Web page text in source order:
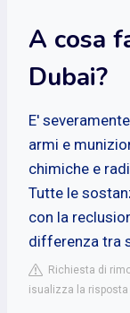
A cosa
Dubai?
E'
armi e
chimiche e
Tutte le
con la
differenza tra
Richiesta di
isualizza la